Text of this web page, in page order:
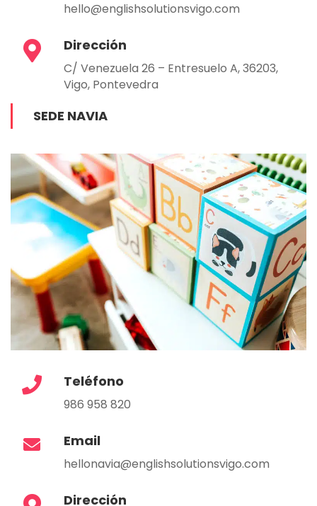
hello@englishsolutionsvigo.com
Dirección
C/ Venezuela 26 – Entresuelo A, 36203,
Vigo, Pontevedra
SEDE NAVIA
Teléfono
986 958 820
Email
hellonavia@englishsolutionsvigo.com
Dirección